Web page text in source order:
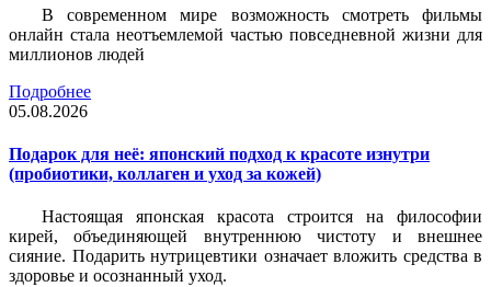
В современном мире возможность смотреть фильмы
онлайн стала неотъемлемой частью повседневной жизни для
миллионов людей
Подробнее
05.08.2026
Подарок для неё: японский подход к красоте изнутри
(пробиотики, коллаген и уход за кожей)
Настоящая японская красота строится на философии
кирей, объединяющей внутреннюю чистоту и внешнее
сияние. Подарить нутрицевтики означает вложить средства в
здоровье и осознанный уход.